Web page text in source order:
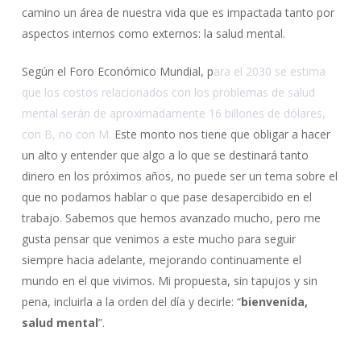
camino un área de nuestra vida que es impactada tanto por
aspectos internos como externos: la salud mental.
Según el Foro Económico Mundial, para el 2030 se estima
que los costos relacionados con los problemas de salud
mental serán de aproximadamente 16 billones de dólares,
con B, no con M. Este monto nos tiene que obligar a hacer
un alto y entender que algo a lo que se destinará tanto
dinero en los próximos años, no puede ser un tema sobre el
que no podamos hablar o que pase desapercibido en el
trabajo. Sabemos que hemos avanzado mucho, pero me
gusta pensar que venimos a este mucho para seguir
siempre hacia adelante, mejorando continuamente el
mundo en el que vivimos. Mi propuesta, sin tapujos y sin
pena, incluirla a la orden del día y decirle: “bienvenida,
salud mental”.